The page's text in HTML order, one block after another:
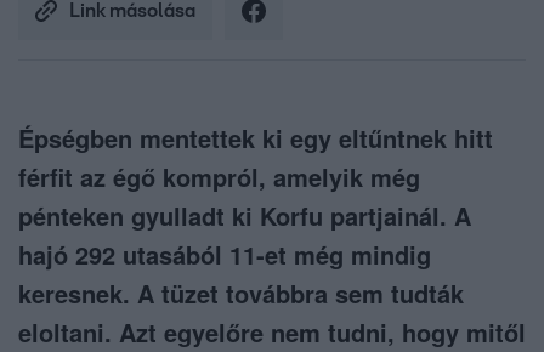
Link másolása
Épségben mentettek ki egy eltűntnek hitt
férfit az égő kompról, amelyik még
pénteken gyulladt ki Korfu partjainál. A
hajó 292 utasából 11-et még mindig
keresnek. A tüzet továbbra sem tudták
eloltani. Azt egyelőre nem tudni, hogy mitől